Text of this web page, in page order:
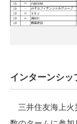
インターンシ
三井住友海上火